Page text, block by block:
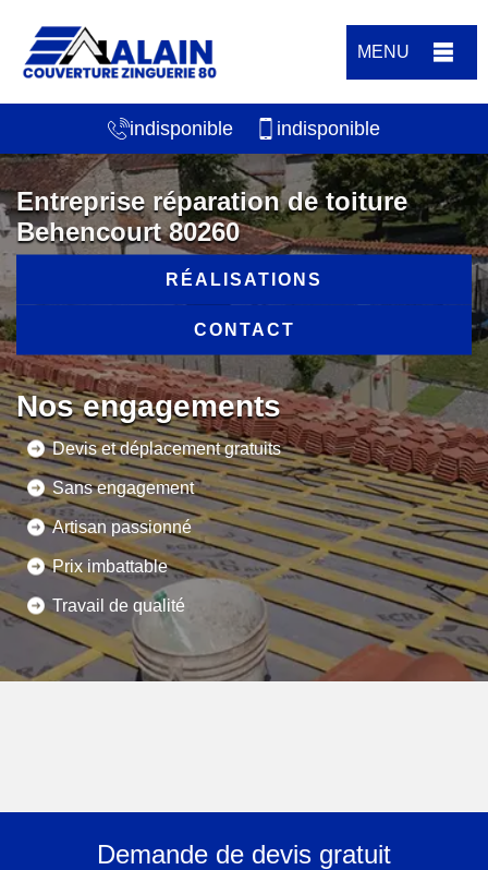
MENU
indisponible indisponible
Entreprise réparation de toiture
Behencourt 80260
RÉALISATIONS
CONTACT
Nos engagements
Devis et déplacement gratuits
Sans engagement
Artisan passionné
Prix imbattable
Travail de qualité
Demande de devis gratuit